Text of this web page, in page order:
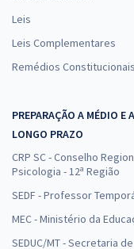
Leis
Leis Complementares
Remédios Constitucionais
PREPARAÇÃO A MÉDIO E A
LONGO PRAZO
CRP SC - Conselho
Psicologia - 12ª Região
SEDF - Professor
MEC - Ministério da
SEDUC/MT - Secretaria de